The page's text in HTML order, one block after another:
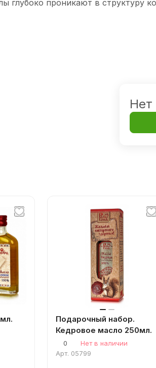
глубоко проникают в структуру
Нет
Подарочный набор.
Кедровое масло 250мл.
0
Нет в наличии
Арт. 05799